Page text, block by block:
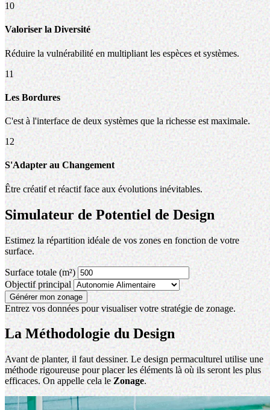
10
Valoriser la Diversité
Réduire la vulnérabilité en multipliant les espèces et systèmes.
11
Les Bordures
C'est à l'interface de deux systèmes que la richesse est maximale.
12
S'Adapter au Changement
Être créatif et réactif face aux évolutions inévitables.
Simulateur de Potentiel de Design
Estimez la répartition idéale de vos zones en fonction de votre
surface.
Surface totale (m²)
Objectif principal
Générer mon zonage
Entrez vos données pour visualiser votre stratégie de zonage.
La Méthodologie du Design
Avant de planter, il faut dessiner. Le design permaculturel utilise une
méthode rigoureuse pour placer les éléments là où ils seront les plus
efficaces. On appelle cela leZonage.